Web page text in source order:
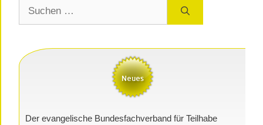
nach:
Der evangelische Bundesfachverband für Teilhabe